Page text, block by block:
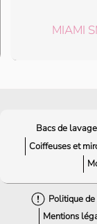
MIAMI
Bacs de lavage
Coiffeuses et
Politique
Mentions